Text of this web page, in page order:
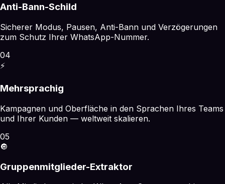
Anti-Bann-Schild
Sicherer Modus, Pausen, Anti-Bann und Verzögerungen
zum Schutz Ihrer WhatsApp-Nummer.
04
⚡
Mehrsprachig
Kampagnen und Oberfläche in den Sprachen Ihres Teams
und Ihrer Kunden — weltweit skalieren.
05
🔘
Gruppenmitglieder-Extraktor